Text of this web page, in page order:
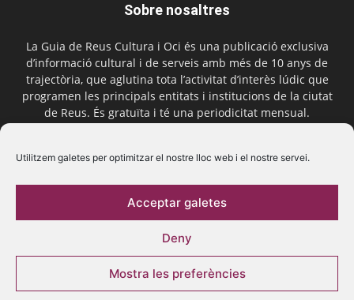
Utilitzem galetes per optimitzar el nostre lloc web i el nostre servei.
Acceptar galetes
Deny
Mostra les preferències
Sobre nosaltres
La Guia de Reus Cultura i Oci és una publicació exclusiva
d’informació cultural i de serveis amb més de 10 anys de
trajectòria, que aglutina tota l’activitat d’interès lúdic que
programen les principals entitats i institucions de la ciutat
de Reus. És gratuïta i té una periodicitat mensual.
Segueix-nos